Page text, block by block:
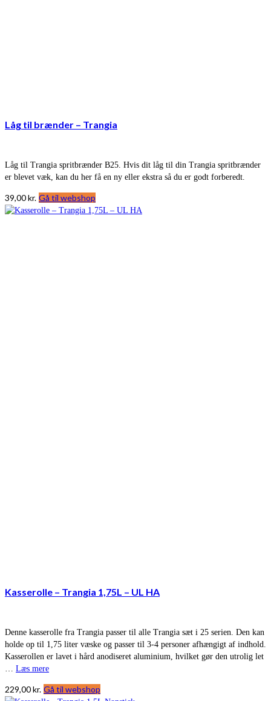
Låg til brænder – Trangia
Låg til Trangia spritbrænder B25. Hvis dit låg til din Trangia spritbrænder
er blevet væk, kan du her få en ny eller ekstra så du er godt forberedt.
39,00kr. Gå til webshop
Kasserolle – Trangia 1,75L – UL HA
Denne kasserolle fra Trangia passer til alle Trangia sæt i 25 serien. Den kan
holde op til 1,75 liter væske og passer til 3-4 personer afhængigt af indhold.
Kasserollen er lavet i hård anodiseret aluminium, hvilket gør den utrolig let
Læs mere
229,00kr. Gå til webshop